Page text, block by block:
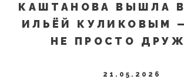
КАШТАНОВА ВЫШЛА
ИЛЬЁЙ КУЛИКОВЫМ
НЕ ПРОСТО
21.05.2026